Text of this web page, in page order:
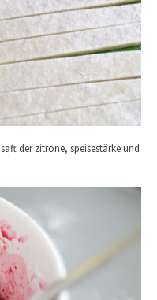
der zitrone, speisestärke und